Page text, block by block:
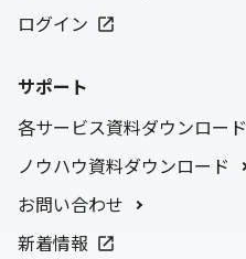
ログイン
サポート
各サービス資料ダウンロード
ノウハウ資料ダウンロード
お問い合わせ
新着情報